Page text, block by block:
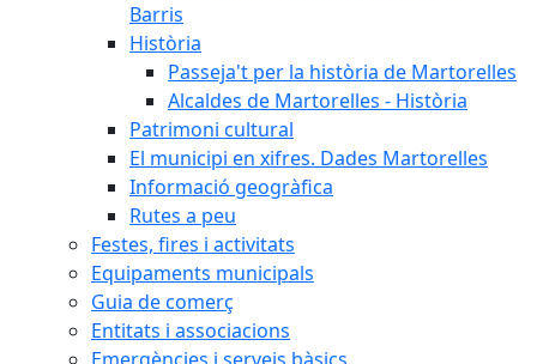
Barris
Història
Passeja't per la història de Martorelles
Alcaldes de Martorelles - Història
Patrimoni cultural
El municipi en xifres. Dades Martorelles
Informació geogràfica
Rutes a peu
Festes, fires i activitats
Equipaments municipals
Guia de comerç
Entitats i associacions